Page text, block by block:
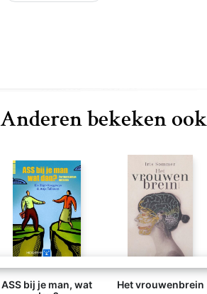
Anderen bekeken ook
ASS bij je man, wat
Het vrouwenbrein